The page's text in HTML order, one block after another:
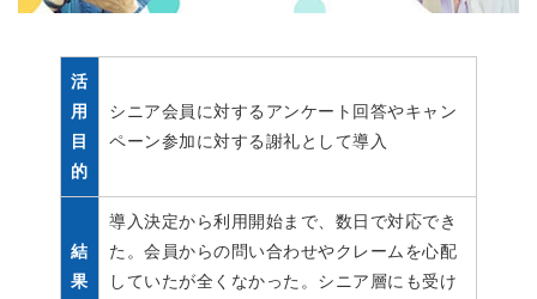
活
用
目
的
シニア会員に対するアンケート回答やキャン
ペーン参加に対する謝礼として導入
結
果
導入決定から利用開始まで、数日で対応でき
た。会員からの問い合わせやクレームを心配
していたが全くなかった。シニア層にも受け